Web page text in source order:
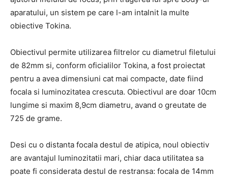
aparatului, un sistem pe care l-am intalnit la multe
obiective Tokina.
Obiectivul permite utilizarea filtrelor cu diametrul filetului
de 82mm si, conform oficialilor Tokina, a fost proiectat
pentru a avea dimensiuni cat mai compacte, date fiind
focala si luminozitatea crescuta. Obiectivul are doar 10cm
lungime si maxim 8,9cm diametru, avand o greutate de
725 de grame.
Desi cu o distanta focala destul de atipica, noul obiectiv
are avantajul luminozitatii mari, chiar daca utilitatea sa
poate fi considerata destul de restransa: focala de 14mm